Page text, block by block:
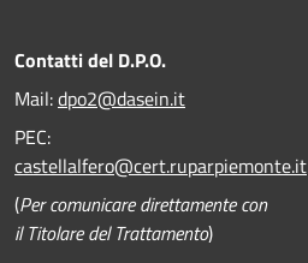
Contatti del D.P.O.
Mail:dpo2@dasein.it
PEC:
castellalfero@cert.ruparpiemonte.it
(Per comunicare direttamente con
il Titolare del Trattamento)